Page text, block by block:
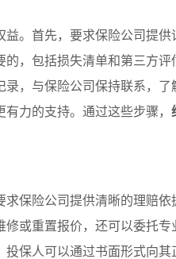
。首先，要求保险公司提供
的，包括损失清单和第三方评
，与保险公司保持联系，了
力的支持。通过这些步骤，
保险公司提供清晰的理赔依
或重置报价，还可以委托
保人可以通过书面形式向